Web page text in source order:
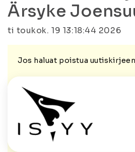
Ärsyke
ti toukok. 19 13:18:44 2026
Jos haluat poistua